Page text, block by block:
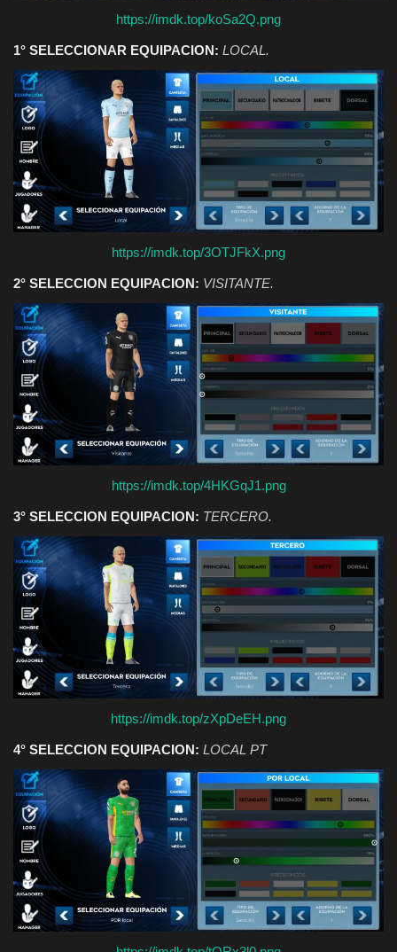
https://imdk.top/koSa2Q.png
1° SELECCIONAR EQUIPACION: LOCAL.
https://imdk.top/3OTJFkX.png
2° SELECCION EQUIPACION: VISITANTE.
https://imdk.top/4HKGqJ1.png
3° SELECCION EQUIPACION: TERCERO.
https://imdk.top/zXpDeEH.png
4° SELECCION EQUIPACION: LOCAL PT